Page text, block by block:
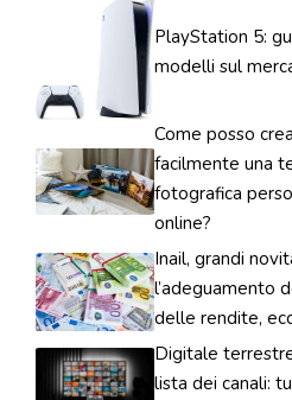
PlayStation 5:
modelli sul
Come posso
facilmente una
fotografica
online?
Inail, grandi
l’adeguamento
delle rendite,
Digitale
lista dei canali: